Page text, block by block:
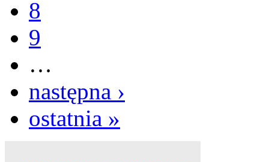
8
9
…
następna ›
ostatnia »